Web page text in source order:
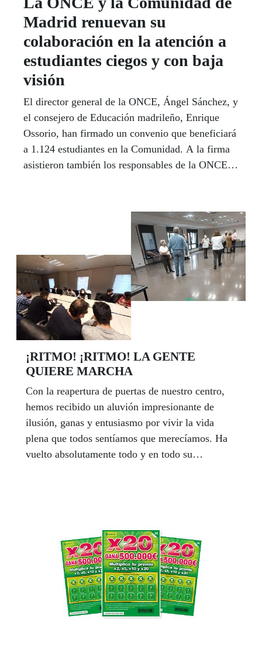
Madrid renuevan su
colaboración en la atención a
estudiantes ciegos y con baja
visión
El director general de la ONCE, Ángel Sánchez, y
el consejero de Educación madrileño, Enrique
Ossorio, han firmado un convenio que beneficiará
a 1.124 estudiantes en la Comunidad. A la firma
asistieron también los responsables de la ONCE
¡RITMO! ¡RITMO! LA GENTE
QUIERE MARCHA
Con la reapertura de puertas de nuestro centro,
hemos recibido un aluvión impresionante de
ilusión, ganas y entusiasmo por vivir la vida
plena que todos sentíamos que merecíamos. Ha
vuelto absolutamente todo y en todo su